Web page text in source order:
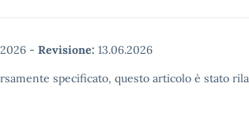
- Revisione: 13.06.2026
specificato, questo articolo è stato